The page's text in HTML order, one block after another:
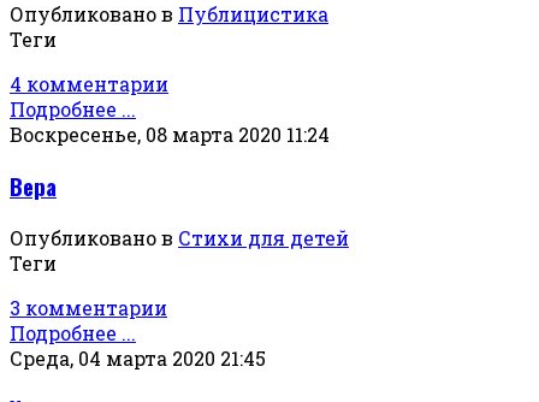
Опубликовано в Публицистика
Теги
4 комментарии
Подробнее ...
Воскресенье, 08 марта 2020 11:24
Вера
Опубликовано в Стихи для детей
Теги
3 комментарии
Подробнее ...
Среда, 04 марта 2020 21:45